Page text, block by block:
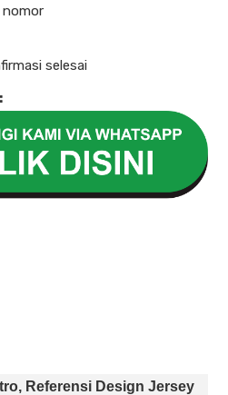
nomor
selesai
Referensi Design Jersey